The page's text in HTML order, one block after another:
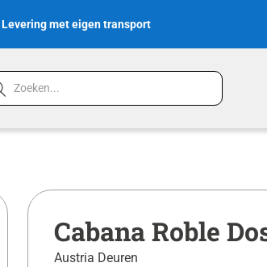
Levering met eigen transport
Cabana Roble
Austria Deuren